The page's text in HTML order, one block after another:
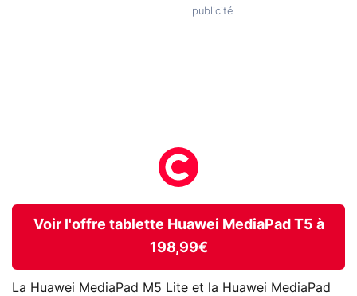
Voir l'offre tablette Huawei MediaPad T5 à
198,99€
La Huawei MediaPad M5 Lite et la Huawei MediaPad